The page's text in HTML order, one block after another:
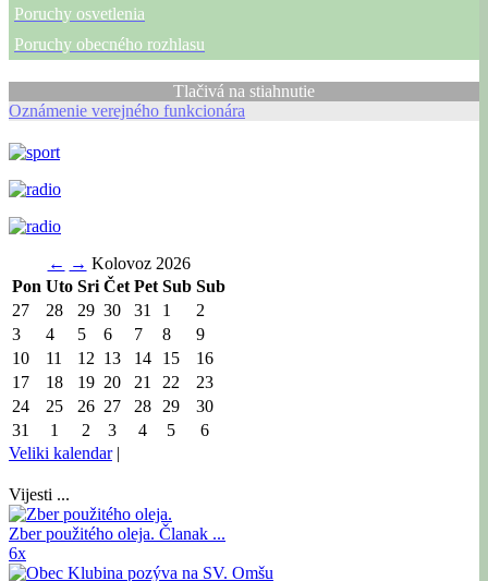
Poruchy osvetlenia
Poruchy obecného rozhlasu
Tlačivá na stiahnutie
Oznámenie verejného funkcionára
← → Kolovoz 2026
Pon Uto Sri Čet Pet Sub Sub
27
28 29 30 31 1
2
3
4 5 6 7 8
9
10
11 12 13 14 15
16
17
18 19 20 21 22
23
24
25 26 27 28 29
30
31
1 2 3 4 5
6
Veliki kalendar|
Vijesti ...
Zber použitého oleja. Članak ...
6x